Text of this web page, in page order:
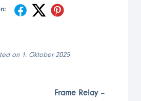
on 1. Oktober 2025
Frame Relay –